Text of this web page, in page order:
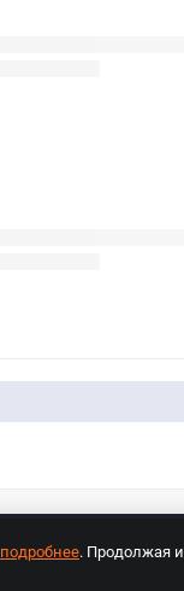
подробнее. Продолжая